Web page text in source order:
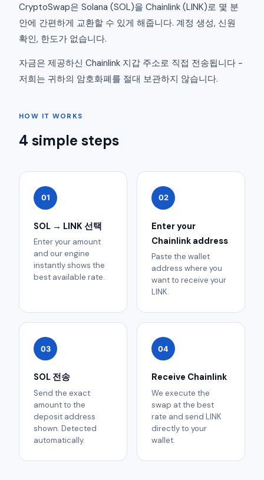
CryptoSwap은 Solana (SOL)을 Chainlink (LINK)로 몇 분
안에 간편하게 교환할 수 있게 해줍니다. 계정 생성, 신원
확인, 한도가 없습니다.
자금은 제공하신 Chainlink 지갑 주소로 직접 전송됩니다 -
저희는 귀하의 암호화폐를 절대 보관하지 않습니다.
HOW IT WORKS
4 simple steps
01
SOL → LINK 선택
Enter your amount
and our engine
instantly shows the
best available rate.
02
Enter your
Chainlink address
Paste the wallet
address where you
want to receive your
LINK.
03
SOL 전송
Send the exact
amount to the
deposit address
shown. Detected
automatically.
04
Receive Chainlink
We execute the
swap at the best
rate and send LINK
directly to your
wallet.